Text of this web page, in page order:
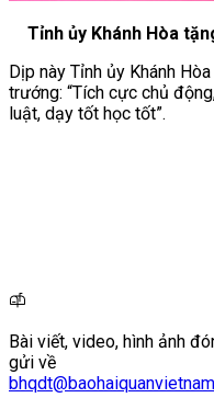
Tỉnh ủy Khánh Hòa
Dịp này Tỉnh ủy Khánh
trướng: “Tích cực chủ
luật, dạy tốt học tốt”.
Bài viết, video, hình ảnh
gửi về